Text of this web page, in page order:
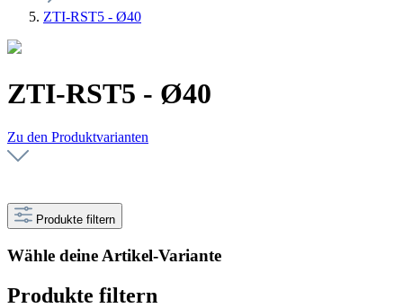
ZTI-RST5 - Ø40
ZTI-RST5 - Ø40
Zu den Produktvarianten
Produkte filtern
Wähle deine Artikel-Variante
Produkte filtern